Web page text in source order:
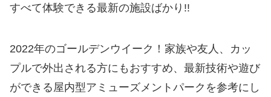
すべて体験できる最新の施設ばかり!!
2022年のゴールデンウイーク！家族や友人、カッ
プルで外出される方にもおすすめ、最新技術や遊び
ができる屋内型アミューズメントパークを参考にし